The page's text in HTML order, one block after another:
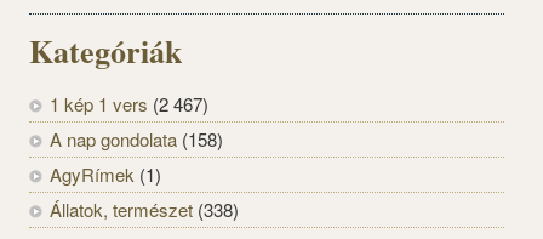
Kategóriák
1 kép 1 vers (2 467)
A nap gondolata (158)
AgyRímek (1)
Állatok, természet (338)